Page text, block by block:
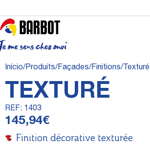
Início Produits Façades Finitions Texturé
TEXTURÉ
REF: 1403
145,94€
Finition décorative texturée